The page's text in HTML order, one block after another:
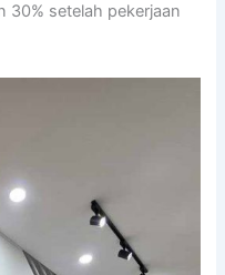
30% setelah pekerjaan